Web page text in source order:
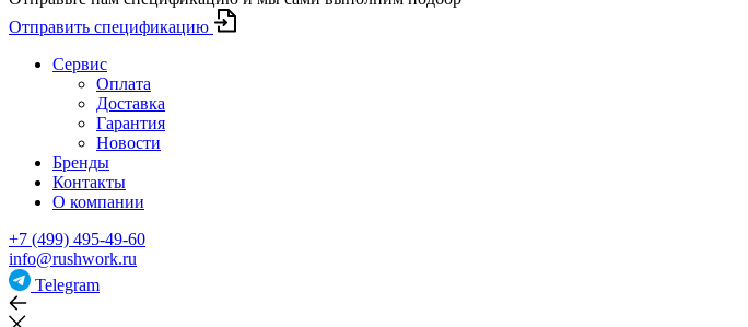
Отправить спецификацию
Сервис
Оплата
Доставка
Гарантия
Новости
Бренды
Контакты
О компании
+7 (499) 495-49-60
info@rushwork.ru
Telegram